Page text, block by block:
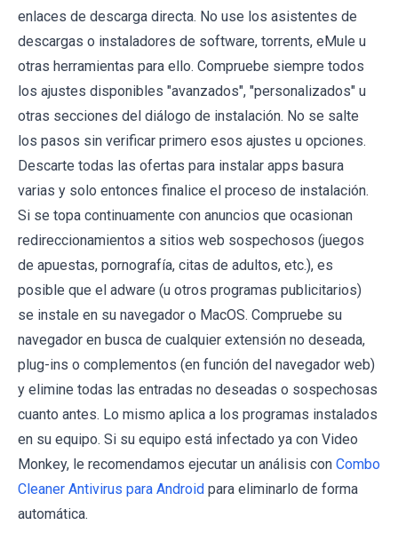
enlaces de descarga directa. No use los asistentes de
descargas o instaladores de software, torrents, eMule u
otras herramientas para ello. Compruebe siempre todos
los ajustes disponibles "avanzados", "personalizados" u
otras secciones del diálogo de instalación. No se salte
los pasos sin verificar primero esos ajustes u opciones.
Descarte todas las ofertas para instalar apps basura
varias y solo entonces finalice el proceso de instalación.
Si se topa continuamente con anuncios que ocasionan
redireccionamientos a sitios web sospechosos (juegos
de apuestas, pornografía, citas de adultos, etc.), es
posible que el adware (u otros programas publicitarios)
se instale en su navegador o MacOS. Compruebe su
navegador en busca de cualquier extensión no deseada,
plug-ins o complementos (en función del navegador web)
y elimine todas las entradas no deseadas o sospechosas
cuanto antes. Lo mismo aplica a los programas instalados
en su equipo. Si su equipo está infectado ya con Video
Monkey, le recomendamos ejecutar un análisis con Combo
Cleaner Antivirus para Android para eliminarlo de forma
automática.